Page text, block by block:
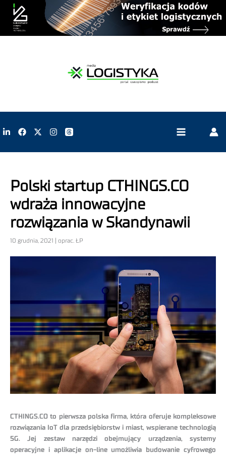
Polski startup CTHINGS.CO
wdraża innowacyjne
rozwiązania w Skandynawii
10 grudnia, 2021 | oprac. ŁP
CTHINGS.CO to pierwsza polska firma, która oferuje kompleksowe
rozwiązania IoT dla przedsiębiorstw i miast, wspierane technologią
5G. Jej zestaw narzędzi obejmujący urządzenia, systemy
operacyjne i aplikacje on-line umożliwia budowanie cyfrowego